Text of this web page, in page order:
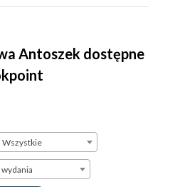
Antoszek dostępne
Wszystkie
wydania